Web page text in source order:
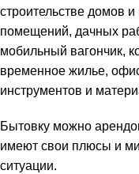
строительстве домов
помещений, дачных
мобильный вагончик,
временное жилье,
инструментов и
Бытовку можно
имеют свои плюсы и
ситуации.